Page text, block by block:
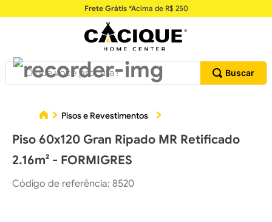
Frete Grátis*Acima de R$ 250
O que você procura?
Pisos e Revestimentos
Piso 60x120 Gran Ripado MR Retificado
2.16m² - FORMIGRES
Código de referência: 8520